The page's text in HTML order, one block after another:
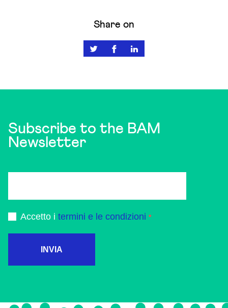
Share on
Subscribe to the BAM
Newsletter
Accetto i termini e le condizioni
INVIA